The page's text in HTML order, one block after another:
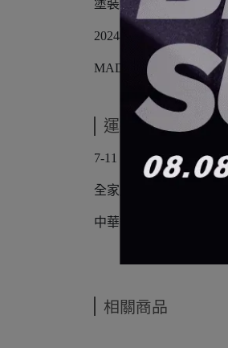
塗裝：油漆處理
2024年8月21日以後的
MADE IN JAPAN
運送方式
7-11 店到店
全家店到店
中華郵政
相關商品